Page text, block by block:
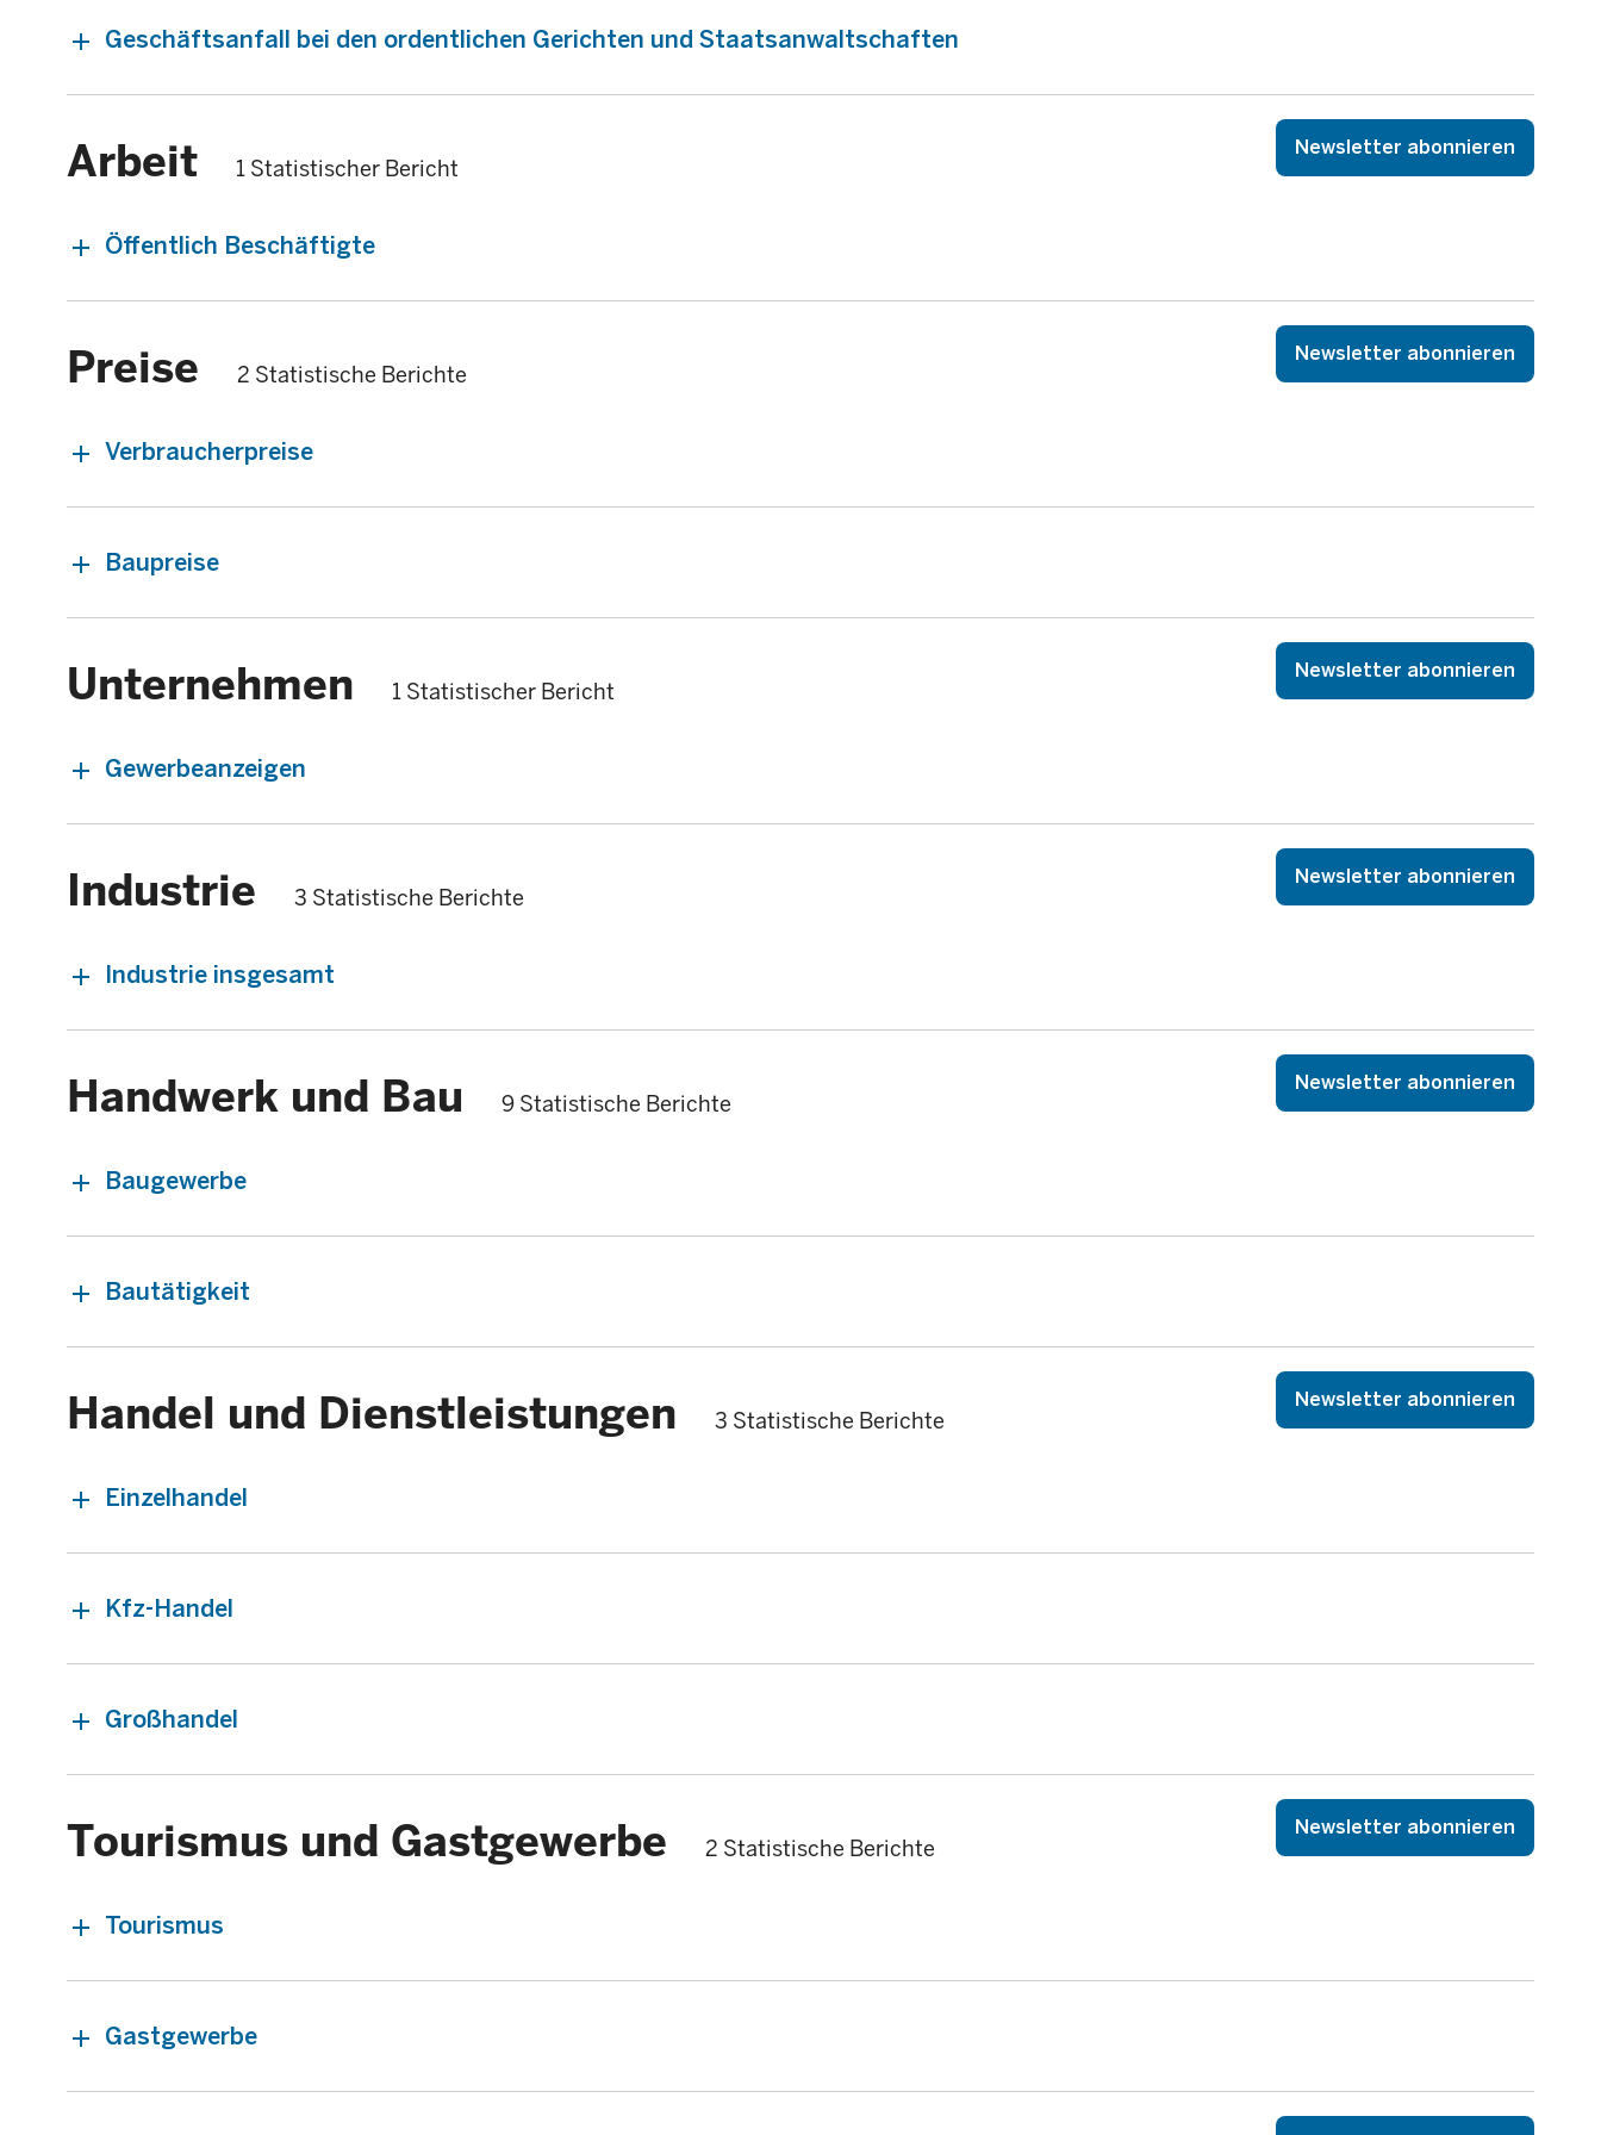
Geschäftsanfall bei den ordentlichen Gerichten und Staatsanwaltschaften
Arbeit 1 Statistischer Bericht
Newsletter abonnieren
Öffentlich Beschäftigte
Preise 2 Statistische Berichte
Newsletter abonnieren
Verbraucherpreise
Baupreise
Unternehmen 1 Statistischer Bericht
Newsletter abonnieren
Gewerbeanzeigen
Industrie 3 Statistische Berichte
Newsletter abonnieren
Industrie insgesamt
Handwerk und Bau 9 Statistische Berichte
Newsletter abonnieren
Baugewerbe
Bautätigkeit
Handel und Dienstleistungen 3 Statistische Berichte
Newsletter abonnieren
Einzelhandel
Kfz-Handel
Großhandel
Tourismus und Gastgewerbe 2 Statistische Berichte
Newsletter abonnieren
Tourismus
Gastgewerbe